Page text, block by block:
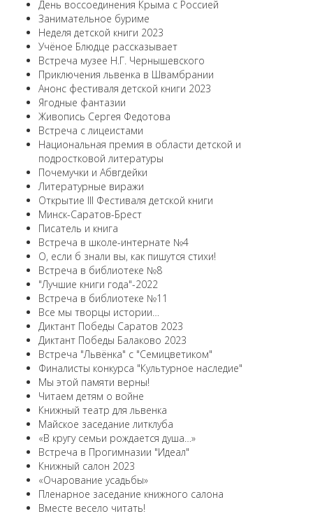
День воссоединения Крыма с Россией
Занимательное буриме
Неделя детской книги 2023
Учёное Блюдце рассказывает
Встреча музее Н.Г. Чернышевского
Приключения львенка в Швамбрании
Анонс фестиваля детской книги 2023
Ягодные фантазии
Живопись Сергея Федотова
Встреча с лицеистами
Национальная премия в области детской и
подростковой литературы
Почемучки и Абвгдейки
Литературные виражи
Открытие III Фестиваля детской книги
Минск-Саратов-Брест
Писатель и книга
Встреча в школе-интернате №4
О, если б знали вы, как пишутся стихи!
Встреча в библиотеке №8
"Лучшие книги года"-2022
Встреча в библиотеке №11
Все мы творцы истории…
Диктант Победы Саратов 2023
Диктант Победы Балаково 2023
Встреча "Львёнка" с "Семицветиком"
Финалисты конкурса "Культурное наследие"
Мы этой памяти верны!
Читаем детям о войне
Книжный театр для львенка
Майское заседание литклуба
«В кругу семьи рождается душа…»
Встреча в Прогимназии "Идеал"
Книжный салон 2023
«Очарование усадьбы»
Пленарное заседание книжного салона
Вместе весело читать!